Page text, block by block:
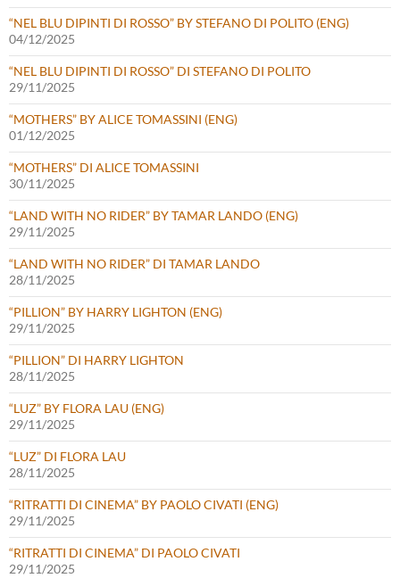
“NEL BLU DIPINTI DI ROSSO” BY STEFANO DI POLITO (ENG)
04/12/2025
“NEL BLU DIPINTI DI ROSSO” DI STEFANO DI POLITO
29/11/2025
“MOTHERS” BY ALICE TOMASSINI (ENG)
01/12/2025
“MOTHERS” DI ALICE TOMASSINI
30/11/2025
“LAND WITH NO RIDER” BY TAMAR LANDO (ENG)
29/11/2025
“LAND WITH NO RIDER” DI TAMAR LANDO
28/11/2025
“PILLION” BY HARRY LIGHTON (ENG)
29/11/2025
“PILLION” DI HARRY LIGHTON
28/11/2025
“LUZ” BY FLORA LAU (ENG)
29/11/2025
“LUZ” DI FLORA LAU
28/11/2025
“RITRATTI DI CINEMA” BY PAOLO CIVATI (ENG)
29/11/2025
“RITRATTI DI CINEMA” DI PAOLO CIVATI
29/11/2025